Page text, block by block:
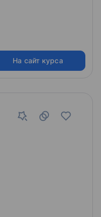
На сайт курса